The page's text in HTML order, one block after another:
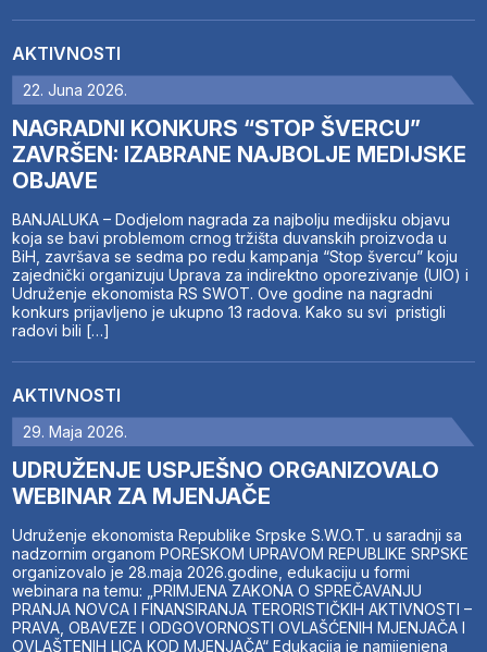
AKTIVNOSTI
22. Juna 2026.
NAGRADNI KONKURS “STOP ŠVERCU”
ZAVRŠEN: IZABRANE NAJBOLJE MEDIJSKE
OBJAVE
BANJALUKA – Dodjelom nagrada za najbolju medijsku objavu
koja se bavi problemom crnog tržišta duvanskih proizvoda u
BiH, završava se sedma po redu kampanja “Stop švercu” koju
zajednički organizuju Uprava za indirektno oporezivanje (UIO) i
Udruženje ekonomista RS SWOT. Ove godine na nagradni
konkurs prijavljeno je ukupno 13 radova. Kako su svi pristigli
radovi bili […]
AKTIVNOSTI
29. Maja 2026.
UDRUŽENJE USPJEŠNO ORGANIZOVALO
WEBINAR ZA MJENJAČE
Udruženje ekonomista Republike Srpske S.W.O.T. u saradnji sa
nadzornim organom PORESKOM UPRAVOM REPUBLIKE SRPSKE
organizovalo je 28.maja 2026.godine, edukaciju u formi
webinara na temu: „PRIMJENA ZAKONA O SPREČAVANJU
PRANJA NOVCA I FINANSIRANJA TERORISTIČKIH AKTIVNOSTI –
PRAVA, OBAVEZE I ODGOVORNOSTI OVLAŠĆENIH MJENJAČA I
OVLAŠTENIH LICA KOD MJENJAČA“ Edukacija je namijenjena